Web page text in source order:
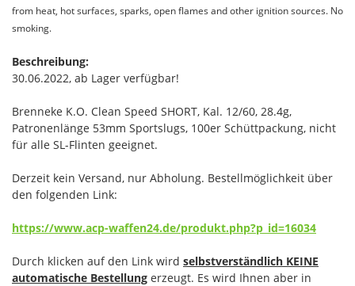
from heat, hot surfaces, sparks, open flames and other ignition sources. No
smoking.
Beschreibung:
30.06.2022, ab Lager verfügbar!
Brenneke K.O. Clean Speed SHORT, Kal. 12/60, 28.4g,
Patronenlänge 53mm Sportslugs, 100er Schüttpackung, nicht
für alle SL-Flinten geeignet.
Derzeit kein Versand, nur Abholung. Bestellmöglichkeit über
den folgenden Link:
https://www.acp-waffen24.de/produkt.php?p_id=16034
Durch klicken auf den Link wird selbstverständlich KEINE
automatische Bestellung erzeugt. Es wird Ihnen aber in